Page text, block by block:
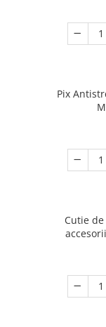
Pix
Cutie